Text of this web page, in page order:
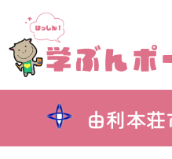
由利本